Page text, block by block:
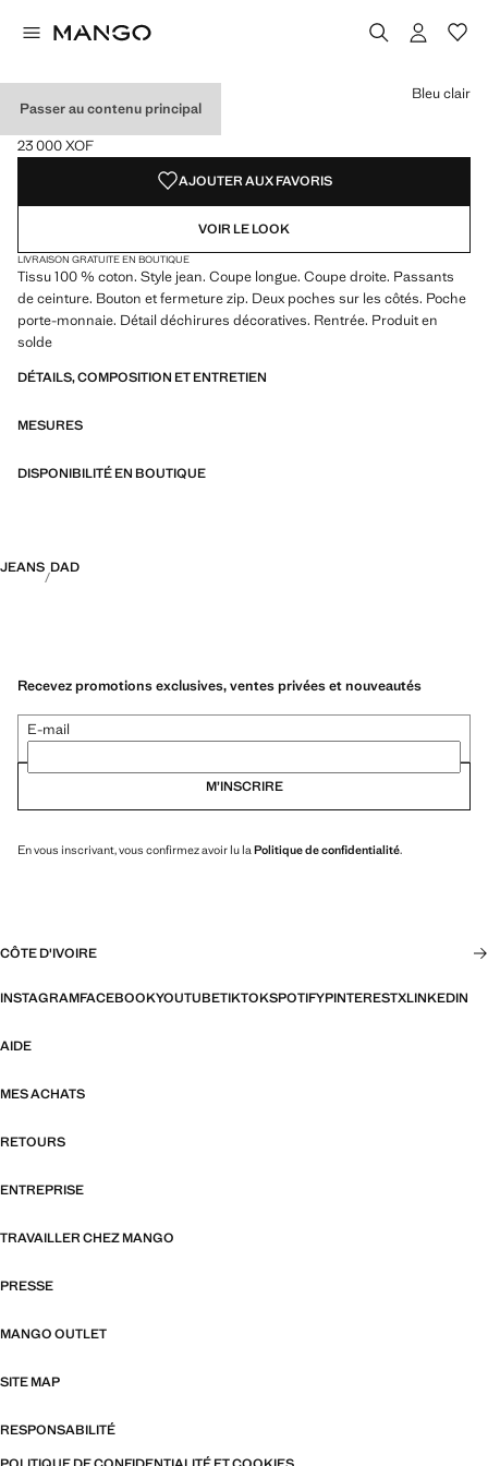
Passer au contenu principal
Prix actuel [23 000 XOF ]
23 000 XOF
Choisissez une couleur
Bleu clair
AJOUTER AUX FAVORIS
VOIR LE LOOK
LIVRAISON GRATUITE EN BOUTIQUE
Tissu 100 % coton. Style jean. Coupe longue. Coupe droite. Passants
de ceinture. Bouton et fermeture zip. Deux poches sur les côtés. Poche
porte-monnaie. Détail déchirures décoratives. Rentrée. Produit en
solde
DÉTAILS, COMPOSITION ET ENTRETIEN
MESURES
DISPONIBILITÉ EN BOUTIQUE
JEANS DAD
Recevez promotions exclusives, ventes privées et nouveautés
E-mail
M’INSCRIRE
En vous inscrivant, vous confirmez avoir lu la Politique de confidentialité.
CÔTE D'IVOIRE
INSTAGRAMFACEBOOKYOUTUBETIKTOKSPOTIFYPINTERESTXLINKEDIN
AIDE
MES ACHATS
RETOURS
ENTREPRISE
TRAVAILLER CHEZ MANGO
PRESSE
MANGO OUTLET
SITE MAP
RESPONSABILITÉ